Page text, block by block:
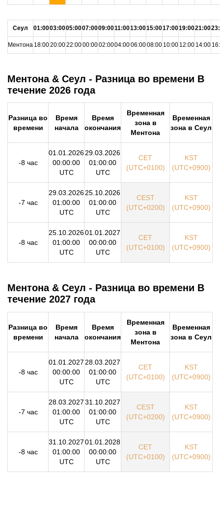
Сеул 01:0003:0005:0007:0009:0011:0013:0015:0017:0019:0021:00
Ментона 18:0020:0022:0000:0002:0004:0006:0008:00 10:00 12:00 14:00
Ментона & Сеул - Разница во времени В
течение 2026 года
Разница во
времени
Время
начала
Время
окончания
Временная
зона в
Ментона
Временная
зона в Сеул
-8 час
01.01.2026
00:00:00
UTC
29.03.2026
01:00:00
UTC
CET
(UTC+0100)
KST
(UTC+0900)
-7 час
29.03.2026
01:00:00
UTC
25.10.2026
01:00:00
UTC
CEST
(UTC+0200)
KST
(UTC+0900)
-8 час
25.10.2026
01:00:00
UTC
01.01.2027
00:00:00
UTC
CET
(UTC+0100)
KST
(UTC+0900)
Ментона & Сеул - Разница во времени В
течение 2027 года
Разница во
времени
Время
начала
Время
окончания
Временная
зона в
Ментона
Временная
зона в Сеул
-8 час
01.01.2027
00:00:00
UTC
28.03.2027
01:00:00
UTC
CET
(UTC+0100)
KST
(UTC+0900)
-7 час
28.03.2027
01:00:00
UTC
31.10.2027
01:00:00
UTC
CEST
(UTC+0200)
KST
(UTC+0900)
-8 час
31.10.2027
01:00:00
UTC
01.01.2028
00:00:00
UTC
CET
(UTC+0100)
KST
(UTC+0900)